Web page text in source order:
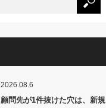
2026.08.6
顧問先が1件抜けた穴は、新規